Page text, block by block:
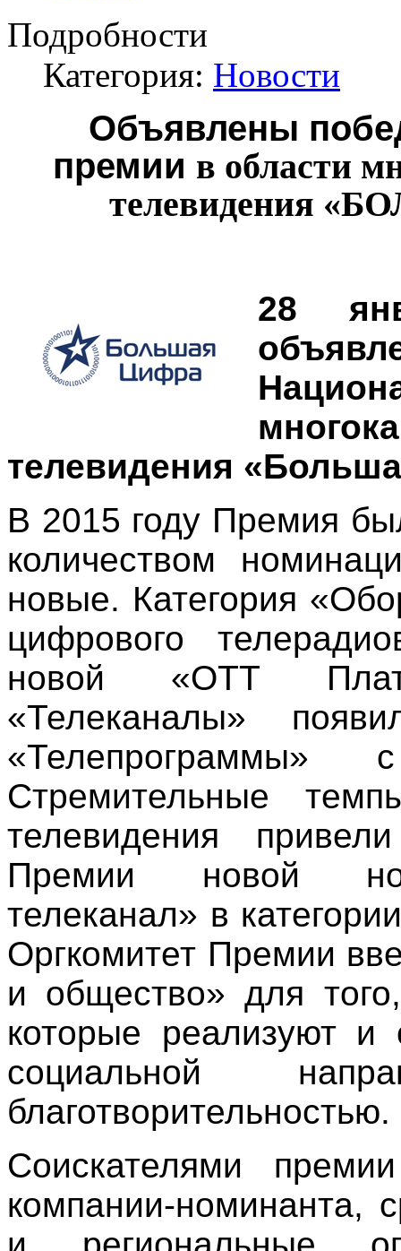
Подробности
Категория: Новости
Объявлены
премии в области
телевидения
28
телевидения
В 2015 году Премия
количеством
новые. Категория
цифрового
новой «ОТТ
«Телеканалы»
Стремительные
телевидения
Премии новой
телеканал» в
Оргкомитет Премии
и общество» для
которые реализуют
социальной
благотворительностью.
Соискателями
компании-номинанта,